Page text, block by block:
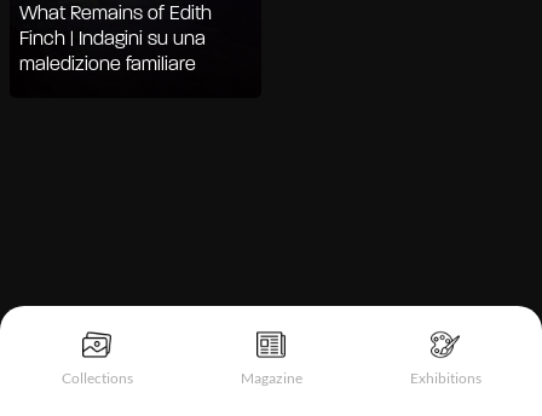
Collections Magazine Exhibitions
What Remains of Edith
Finch | Indagini su una
maledizione familiare
Informativa sulla raccolta